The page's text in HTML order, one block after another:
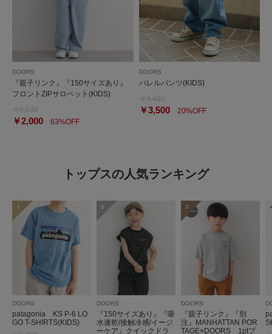
DOORS
『親子リンク』『150サイズあり』
フロントZIPサロペット(KIDS)
￥2,000 63%OFF
DOORS
バレルパンツ(KIDS)
￥3,50020%OFF
トップスの人気ランキング
1
DOORS
patagonia KS P-6 LO
GO T-SHIRTS(KIDS)
2
DOORS
『150サイズあり』『吸
水速乾/接触冷感/イージ
ーケア』クイックドラ
3
DOORS
『親子リンク』『別
注』MANHATTAN POR
TAGE×DOORS 1ptプ